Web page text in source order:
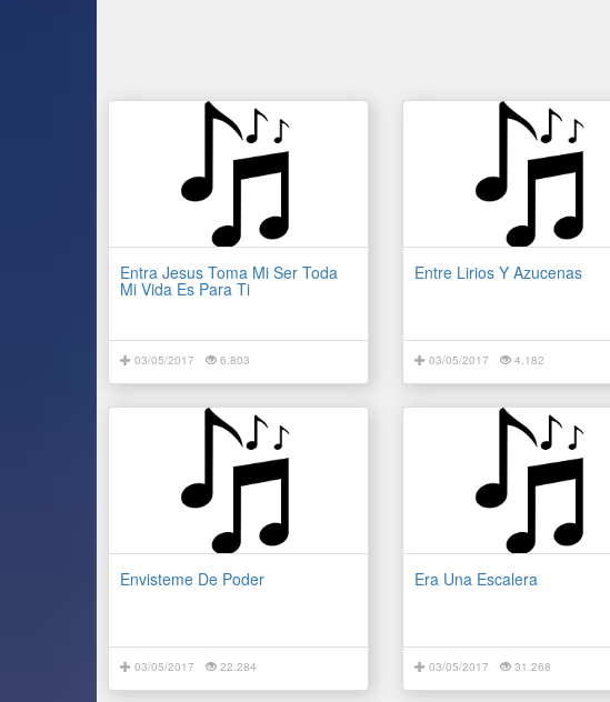
Entra Jesus Toma Mi Ser Toda
Mi Vida Es Para Ti
03/05/2017 6.803
Entre Lirios Y Azucenas
03/05/2017 4.182
Envisteme De Poder
03/05/2017 22.284
Era Una Escalera
03/05/2017 31.268